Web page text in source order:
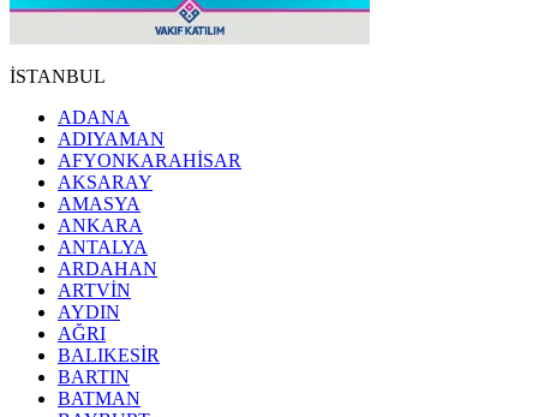
İSTANBUL
ADANA
ADIYAMAN
AFYONKARAHİSAR
AKSARAY
AMASYA
ANKARA
ANTALYA
ARDAHAN
ARTVİN
AYDIN
AĞRI
BALIKESİR
BARTIN
BATMAN